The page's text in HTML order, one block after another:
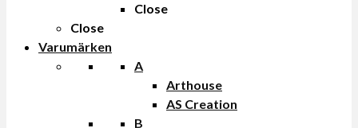
Close
Close
Varumärken
A
Arthouse
AS Creation
B